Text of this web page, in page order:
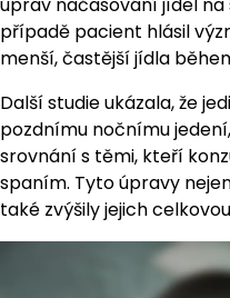
úprav načasování jídel
případě pacient hlásil
menší, častější jídla
Další studie ukázala, že
pozdnímu nočnímu
srovnání s těmi, kteří
spaním. Tyto úpravy
také zvýšily jejich